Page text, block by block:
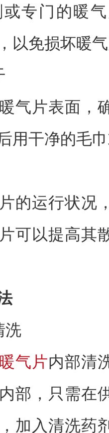
或专门的暖
以免损坏暖
气片表面，
用干净的毛
的运行状况
可以提高其
洗
暖气片内部清
部，只需在
加入清洗药